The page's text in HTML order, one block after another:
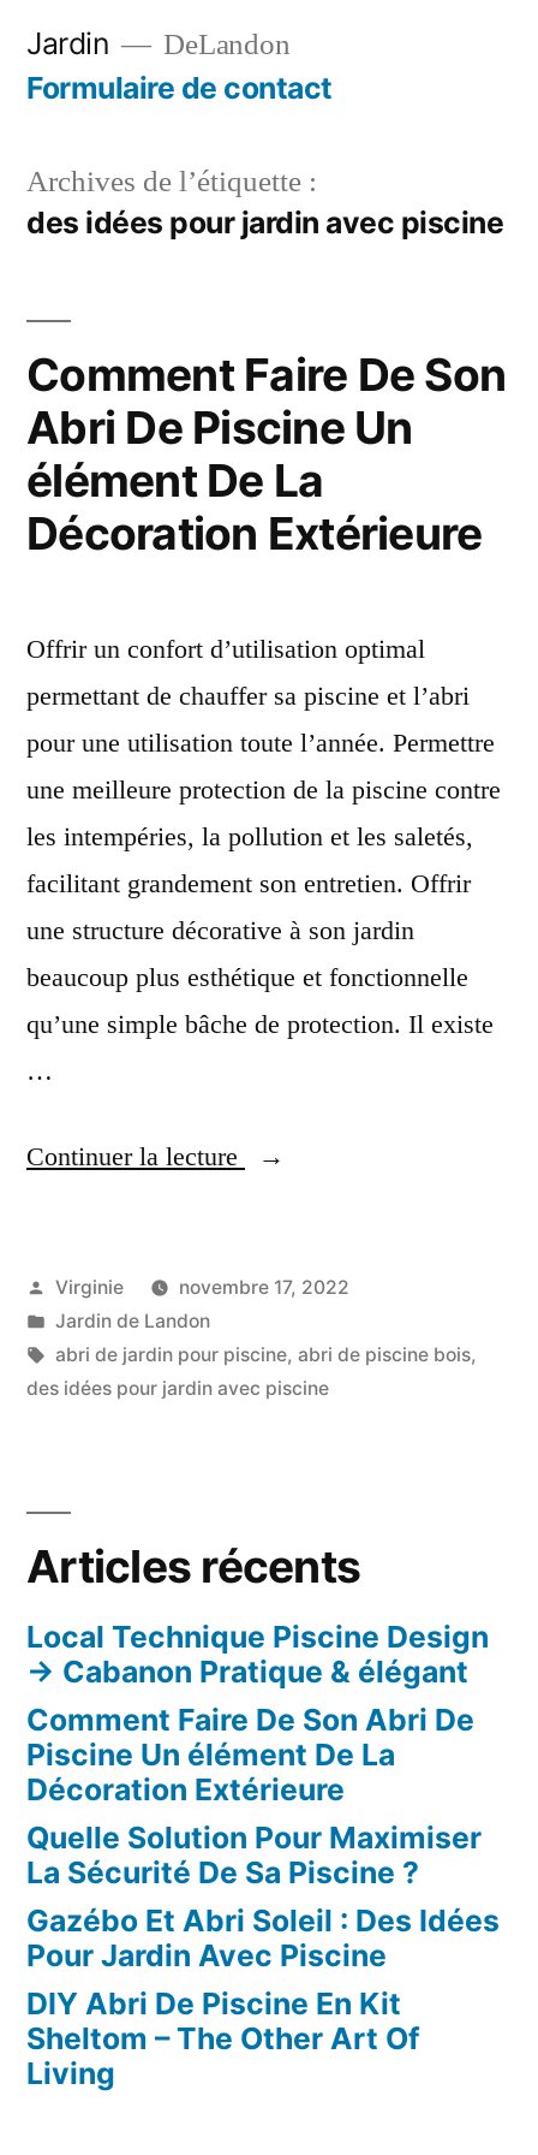
Jardin DeLandon
Formulaire de contact
Archives de l’étiquette :
des idées pour jardin avec piscine
Comment Faire De Son
Abri De Piscine Un
élément De La
Décoration Extérieure
Offrir un confort d’utilisation optimal
permettant de chauffer sa piscine et l’abri
pour une utilisation toute l’année. Permettre
une meilleure protection de la piscine contre
les intempéries, la pollution et les saletés,
facilitant grandement son entretien. Offrir
une structure décorative à son jardin
beaucoup plus esthétique et fonctionnelle
qu’une simple bâche de protection. Il existe
…
Continuer la lecture
o
m
m
F
a
i
r
e
D
e
S
o
n
A
Publié
par
Virginie
novembre 17, 2022
Publié
dans
Jardin de Landon
Étiquettes :
abri de jardin pour piscine, abri de piscine bois,
des idées pour jardin avec piscine
Articles récents
Local Technique Piscine Design
→ Cabanon Pratique & élégant
Comment Faire De Son Abri De
Piscine Un élément De La
Décoration Extérieure
Quelle Solution Pour Maximiser
La Sécurité De Sa Piscine ?
Gazébo Et Abri Soleil : Des Idées
Pour Jardin Avec Piscine
DIY Abri De Piscine En Kit
Sheltom – The Other Art Of
Living